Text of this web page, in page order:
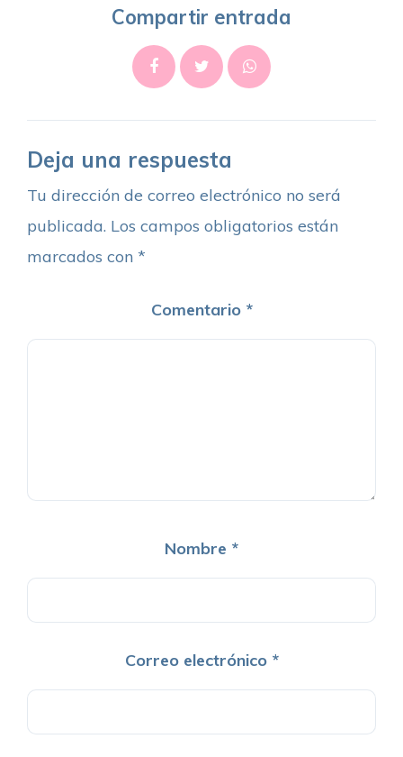
Compartir entrada
Deja una respuesta
Tu dirección de correo electrónico no será
publicada. Los campos obligatorios están
marcados con *
Comentario *
Nombre *
Correo electrónico *